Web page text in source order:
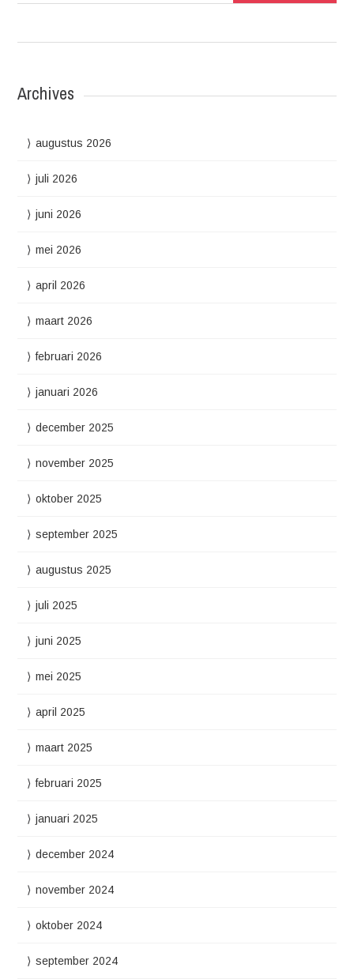
Archives
augustus 2026
juli 2026
juni 2026
mei 2026
april 2026
maart 2026
februari 2026
januari 2026
december 2025
november 2025
oktober 2025
september 2025
augustus 2025
juli 2025
juni 2025
mei 2025
april 2025
maart 2025
februari 2025
januari 2025
december 2024
november 2024
oktober 2024
september 2024